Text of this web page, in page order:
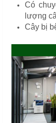
Có
lượng
Cây bị